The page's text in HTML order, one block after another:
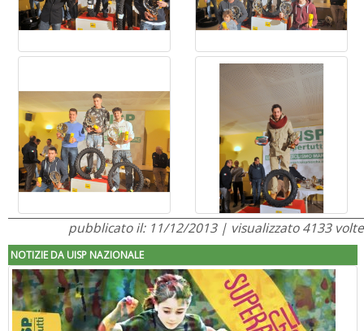
pubblicato il: 11/12/2013 | visualizzato 4133 volte
NOTIZIE DA UISP NAZIONALE